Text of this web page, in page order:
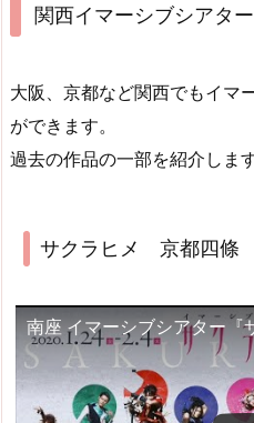
関西イマーシブシアタ
大阪、京都など関西でもイマ
ができます。
過去の作品の一部を紹介します
サクラヒメ 京都四條
南座 イマーシブシアター『